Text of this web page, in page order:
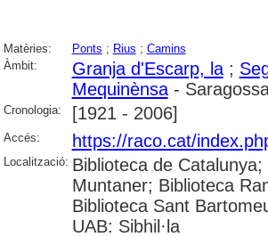
Matèries: Ponts ; Rius ; Camins
Àmbit:
Granja d'Escarp, la;
Mequinènsa-
Cronologia: [1921 - 2006]
Accés: https://raco.cat/
Localització: Biblioteca de
Muntaner; Biblioteca
Biblioteca Sant
UAB: Sibhil·la